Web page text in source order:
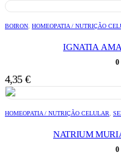
BOIRON HOMEOPATIA / NUTRIÇÃO
IGNATIA
0
4,35 €
HOMEOPATIA / NUTRIÇÃO CELULAR
NATRIUM
0